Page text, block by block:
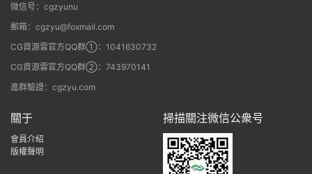
微信号：cgzyunu
郵箱：cgzyu@foxmail.com
CG資源雲官方QQ群①：1041630732
CG資源雲官方QQ群②：743970141
進群驗證：cgzyu.com
關于
會員介紹
版權聲明
掃描關注微信公衆号